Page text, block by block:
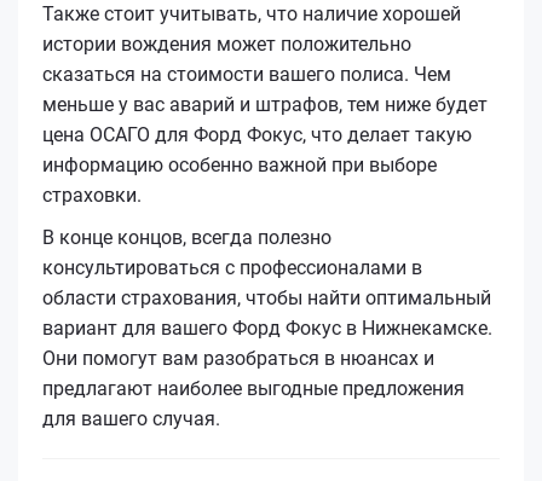
Также стоит учитывать, что наличие хорошей
истории вождения может положительно
сказаться на стоимости вашего полиса. Чем
меньше у вас аварий и штрафов, тем ниже будет
цена ОСАГО для Форд Фокус, что делает такую
информацию особенно важной при выборе
страховки.
В конце концов, всегда полезно
консультироваться с профессионалами в
области страхования, чтобы найти оптимальный
вариант для вашего Форд Фокус в Нижнекамске.
Они помогут вам разобраться в нюансах и
предлагают наиболее выгодные предложения
для вашего случая.